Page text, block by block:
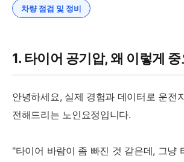
차량 점검 및 정비
1. 타이어 공기압, 왜 이렇게
안녕하세요, 실제 경험과 데이터로 운전
전해드리는 노인요정입니다.
"타이어 바람이 좀 빠진 것 같은데, 그냥